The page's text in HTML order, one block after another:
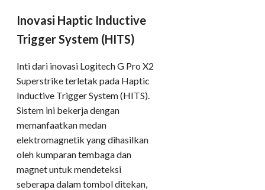
Inovasi Haptic Inductive
Trigger System (HITS)
Inti dari inovasi Logitech G Pro X2
Superstrike terletak pada Haptic
Inductive Trigger System (HITS).
Sistem ini bekerja dengan
memanfaatkan medan
elektromagnetik yang dihasilkan
oleh kumparan tembaga dan
magnet untuk mendeteksi
seberapa dalam tombol ditekan,